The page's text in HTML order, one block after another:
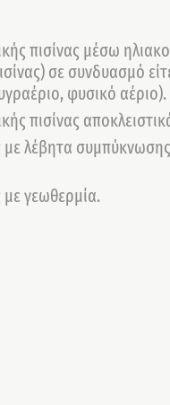
πισίνας μέσω
σε συνδυασμό
φυσικό αέριο).
πισίνας
λέβητα
γεωθερμία.